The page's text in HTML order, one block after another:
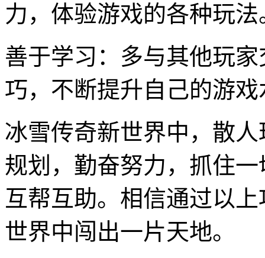
力，体验游戏的各种玩法
善于学习：多与其他玩
巧，不断提升自己的游戏
冰雪传奇新世界中，散
规划，勤奋努力，抓住
互帮互助。相信通过以
世界中闯出一片天地。